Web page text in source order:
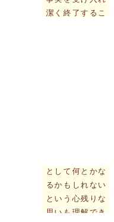
潔く終了するこ
として何とかな
るかもしれない
という心残りな
思いも理解でき